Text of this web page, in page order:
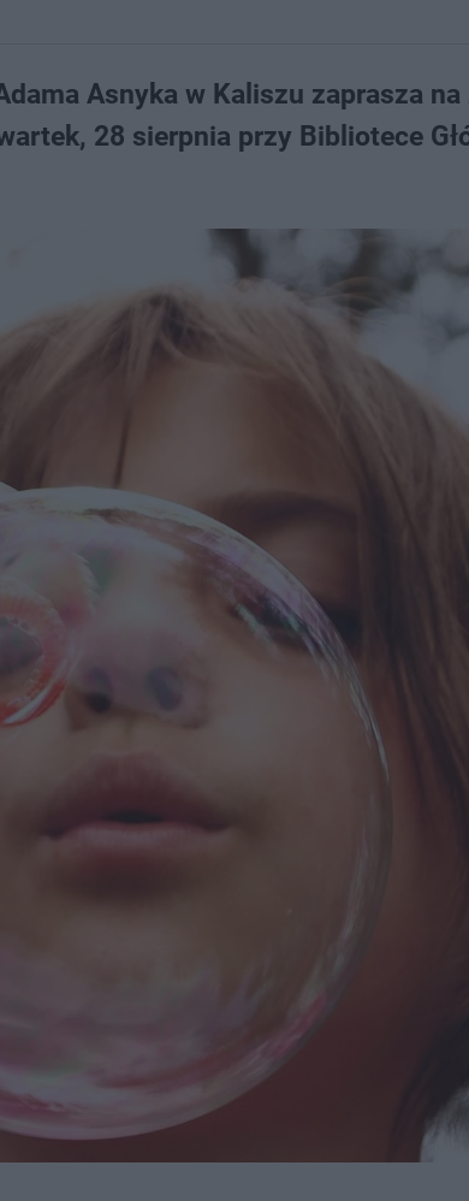
Asnyka w Kaliszu zaprasza
28 sierpnia przy Bibliotece